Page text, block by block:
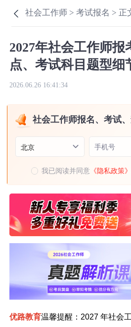
社会工作师 >考试报名 > 正
2027年社会工作师报
点、考试科目题型细
2026.06.26 16:41:34
社会工作师报名、考试
北京 手机号
我已阅读并同意 《隐私政策
优路教育温馨提醒 ：2027 年社会